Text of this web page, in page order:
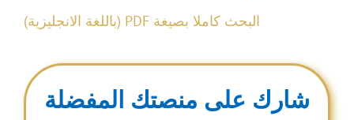
البحث كاملا بصيغة PDF (باللغة الانجليزية)
شارك على منصتك المفضلة